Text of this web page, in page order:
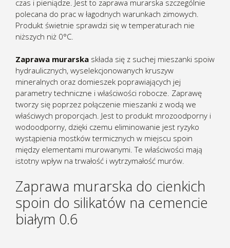
czas i pieniądze. Jest to zaprawa murarska szczególnie
polecana do prac w łagodnych warunkach zimowych.
Produkt świetnie sprawdzi się w temperaturach nie
niższych niż 0°C.
Zaprawa murarska składa się z suchej mieszanki spoiw
hydraulicznych, wyselekcjonowanych kruszyw
mineralnych oraz domieszek poprawiających jej
parametry techniczne i właściwości robocze. Zaprawę
tworzy się poprzez połączenie mieszanki z wodą we
właściwych proporcjach. Jest to produkt mrozoodporny i
wodoodporny, dzięki czemu eliminowanie jest ryzyko
wystąpienia mostków termicznych w miejscu spoin
między elementami murowanymi. Te właściwości mają
istotny wpływ na trwałość i wytrzymałość murów.
Zaprawa murarska do cienkich
spoin do silikatów na cemencie
białym 0.6